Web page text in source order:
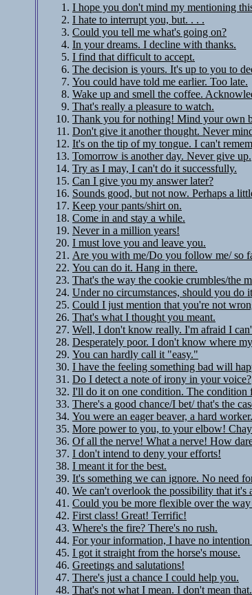
I hope you don't mind my mentioning
I hate to interrupt you, but. . . .
Could you tell me what's going on?
In your dreams. I decline with thanks.
I find that difficult to accept.
The decision is yours. It's up to you to
You could have told me earlier. Too late.
Wake up and smell the coffee.
That's really a pleasure to watch.
Thank you for nothing! Mind your own
Don't give it another thought. Never
It's on the tip of my tongue. I can't
Tomorrow is another day. Never give up.
Try as I may, I can't do it successfully.
Can I give you my answer later?
Sounds good, but not now. Perhaps a
Keep your pants/shirt on.
Come in and stay a while.
Never in a million years!
I must love you and leave you.
Are you with me/Do you follow me/ so
You can do it. Hang in there.
That's the way the cookie crumbles/the
Under no circumstances, should you do
Could I just mention that you're not
That's what I thought you meant.
Well, I don't know really. I'm afraid I
Desperately poor. I don't know where
You can hardly call it "easy."
I have the feeling something bad will
Do I detect a note of irony in your voice?
I'll do it on one condition. The condition
There's a good chance/I bet/ that's the
You were an eager beaver, a hard
More power to you, to your elbow!
Of all the nerve! What a nerve! How
I don't intend to deny your efforts!
I meant it for the best.
It's something we can ignore. No need
We can't overlook the possibility that it's
Could you be more flexible over the
First class! Great! Terrific!
Where's the fire? There's no rush.
For your information, I have no
I got it straight from the horse's mouse.
Greetings and salutations!
There's just a chance I could help you.
That's not what I mean. I don't mean that.